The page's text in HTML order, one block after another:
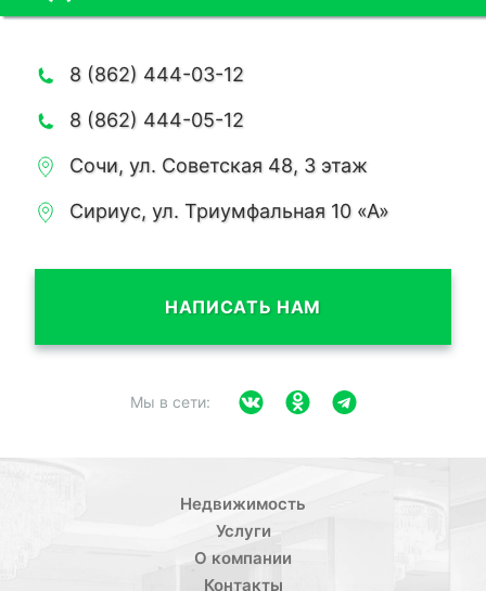
8 (862) 444-03-12
8 (862) 444-05-12
Сочи, ул. Советская 48, 3 этаж
Сириус, ул. Триумфальная 10 «А»
НАПИСАТЬ НАМ
Мы в сети:
Недвижимость
Услуги
О компании
Контакты